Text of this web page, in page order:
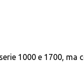
1000 e 1700,